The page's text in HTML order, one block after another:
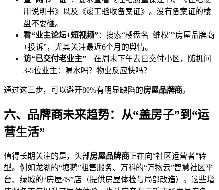
用说明书》以及《竣工验收备案证》。没有备案证的楼
盘不要碰。
看“业主论坛+短视频”：搜索“楼盘名+维权”“房屋品牌商
+投诉”，尤其关注最近6个月的舆情。
访“已交付老业主”：在周末下午去已交付小区，随机问
3-5位业主：漏水吗？物业反应快吗？
通过这三步，可以避开80%有明显缺陷的房屋品牌商。
六、品牌商未来趋势：从“盖房子”到“运
营生活”
值得长期关注的是，头部房屋品牌商正在向“社区运营者”转
型。例如龙湖的“塘鹅”租售服务、万科的“万物云”智慧社区平
台、绿城的“房屋4S”店（提供房屋体检与局部改造）。这些增